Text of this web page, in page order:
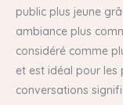
public plus jeune
ambiance plus
considéré comme
et est idéal pour les
conversations